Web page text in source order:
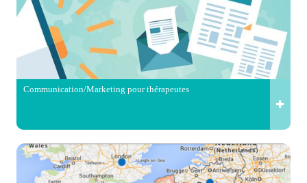
Communication/Marketing pour thérapeutes